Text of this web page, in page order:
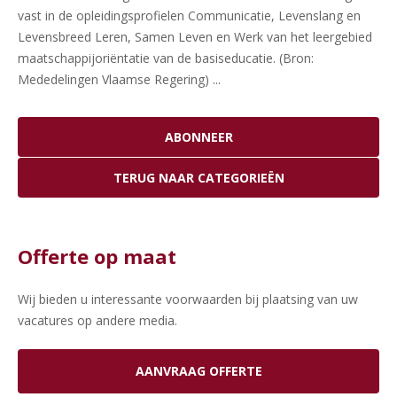
vast in de opleidingsprofielen Communicatie, Levenslang en
Levensbreed Leren, Samen Leven en Werk van het leergebied
maatschappijoriëntatie van de basiseducatie. (Bron:
Mededelingen Vlaamse Regering) ...
Offerte op maat
Wij bieden u interessante voorwaarden bij plaatsing van uw
vacatures op andere media.
AANVRAAG OFFERTE